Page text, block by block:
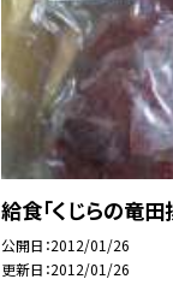
給食「くじらの竜田
公開日 2012/01/26
更新日 2012/01/26